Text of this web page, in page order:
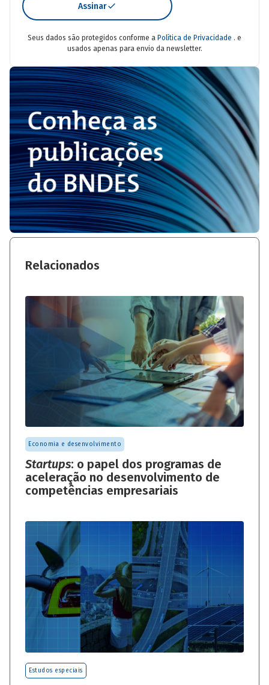
Assinar
Seus dados são protegidos conforme a Política de Privacidade . e
usados apenas para envio da newsletter.
Relacionados
Economia e desenvolvimento
Startups: o papel dos programas de
aceleração no desenvolvimento de
competências empresariais
Estudos especiais